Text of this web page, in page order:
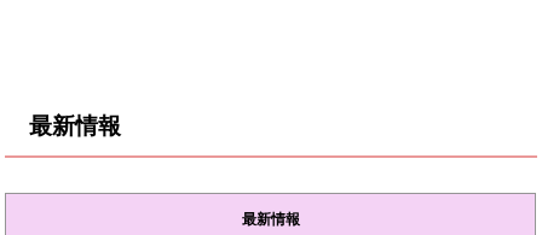
最新情報
最新情報